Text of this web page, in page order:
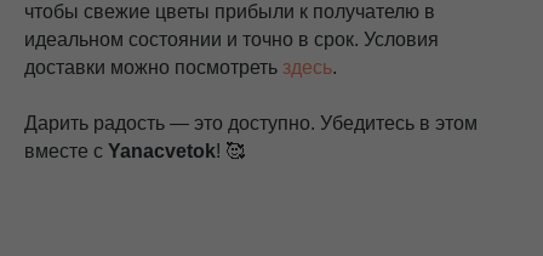
чтобы свежие цветы прибыли к получателю в
идеальном состоянии и точно в срок. Условия
доставки можно посмотреть здесь.
Дарить радость — это доступно. Убедитесь в этом
вместе с Yanacvetok! 🥰